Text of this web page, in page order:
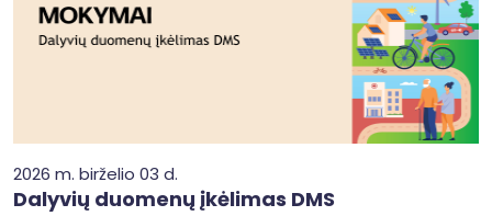
2026 m. birželio 03 d.
Dalyvių duomenų įkėlimas DMS